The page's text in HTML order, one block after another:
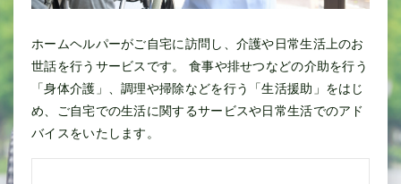
ホームヘルパーがご自宅に訪問し、介護や日常生活上のお
世話を行うサービスです。 食事や排せつなどの介助を行う
「身体介護」、調理や掃除などを行う「生活援助」をはじ
め、ご自宅での生活に関するサービスや日常生活でのアド
バイスをいたします。